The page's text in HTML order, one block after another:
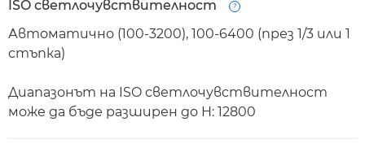
ISO светлочувствителност
Open
Автоматично (100-3200), 100-6400 (през 1/3 или 1
стъпка)
Диапазонът на ISO светлочувствителност
може да бъде разширен до H: 12800